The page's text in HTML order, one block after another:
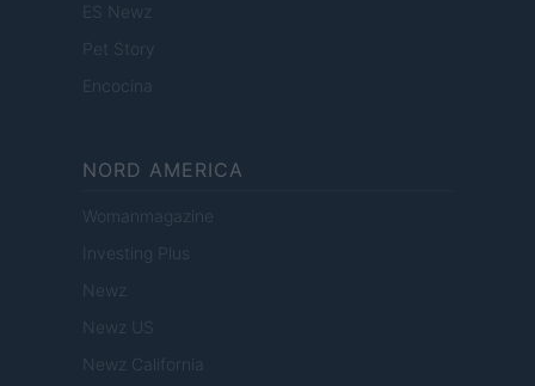
ES Newz
Pet Story
Encocina
NORD AMERICA
Womanmagazine
Investing Plus
Newz
Newz US
Newz California